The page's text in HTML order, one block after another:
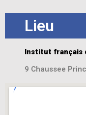
Lieu
Institut français
9 Chaussee